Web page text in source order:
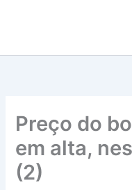
conteúdo
Preço do
em alta,
(2)